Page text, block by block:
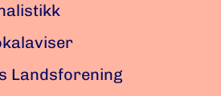
Landsforening